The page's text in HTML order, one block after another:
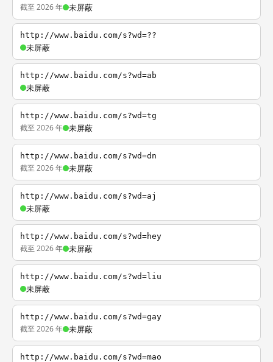
截至 2026 年 未屏蔽
http://www.baidu.com/s?wd=??
未屏蔽
http://www.baidu.com/s?wd=ab
未屏蔽
http://www.baidu.com/s?wd=tg
截至 2026 年 未屏蔽
http://www.baidu.com/s?wd=dn
截至 2026 年 未屏蔽
http://www.baidu.com/s?wd=aj
未屏蔽
http://www.baidu.com/s?wd=hey
截至 2026 年 未屏蔽
http://www.baidu.com/s?wd=liu
未屏蔽
http://www.baidu.com/s?wd=gay
截至 2026 年 未屏蔽
http://www.baidu.com/s?wd=mao